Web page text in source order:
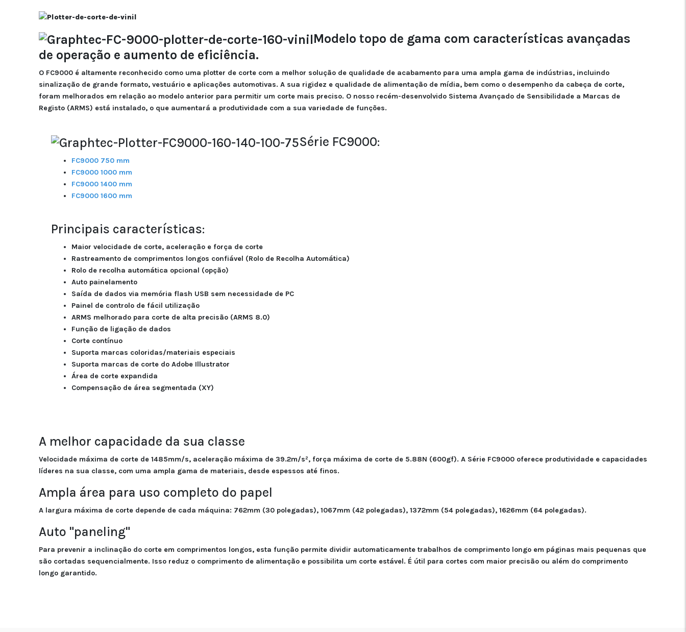
Modelo topo de gama com características avançadas
de operação e aumento de eficiência.
O FC9000 é altamente reconhecido como uma plotter de corte com a melhor solução de qualidade de acabamento para uma ampla gama de indústrias, incluindo
sinalização de grande formato, vestuário e aplicações automotivas. A sua rigidez e qualidade de alimentação de mídia, bem como o desempenho da cabeça de corte,
foram melhorados em relação ao modelo anterior para permitir um corte mais preciso. O nosso recém-desenvolvido Sistema Avançado de Sensibilidade a Marcas de
Registo (ARMS) está instalado, o que aumentará a produtividade com a sua variedade de funções.
Série FC9000:
FC9000 750 mm
FC9000 1000 mm
FC9000 1400 mm
FC9000 1600 mm
Principais características:
Maior velocidade de corte, aceleração e força de corte
Rastreamento de comprimentos longos confiável (Rolo de Recolha Automática)
Rolo de recolha automática opcional (opção)
Auto painelamento
Saída de dados via memória flash USB sem necessidade de PC
Painel de controlo de fácil utilização
ARMS melhorado para corte de alta precisão (ARMS 8.0)
Função de ligação de dados
Corte contínuo
Suporta marcas coloridas/materiais especiais
Suporta marcas de corte do Adobe Illustrator
Área de corte expandida
Compensação de área segmentada (XY)
A melhor capacidade da sua classe
Velocidade máxima de corte de 1485mm/s, aceleração máxima de 39.2m/s², força máxima de corte de 5.88N (600gf). A Série FC9000 oferece produtividade e capacidades
líderes na sua classe, com uma ampla gama de materiais, desde espessos até finos.
Ampla área para uso completo do papel
A largura máxima de corte depende de cada máquina: 762mm (30 polegadas), 1067mm (42 polegadas), 1372mm (54 polegadas), 1626mm (64 polegadas).
Auto "paneling"
Para prevenir a inclinação do corte em comprimentos longos, esta função permite dividir automaticamente trabalhos de comprimento longo em páginas mais pequenas que
são cortadas sequencialmente. Isso reduz o comprimento de alimentação e possibilita um corte estável. É útil para cortes com maior precisão ou além do comprimento
longo garantido.